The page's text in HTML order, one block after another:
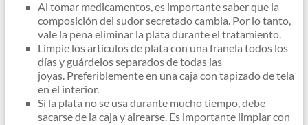
Al tomar medicamentos, es importante saber que la
composición del sudor secretado cambia. Por lo tanto,
vale la pena eliminar la plata durante el tratamiento.
Limpie los artículos de plata con una franela todos los
días y guárdelos separados de todas las
joyas. Preferiblemente en una caja con tapizado de tela
en el interior.
Si la plata no se usa durante mucho tiempo, debe
sacarse de la caja y airearse. Es importante limpiar con